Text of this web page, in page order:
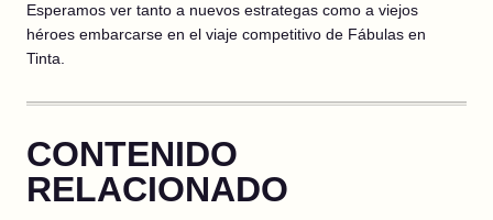
Esperamos ver tanto a nuevos estrategas como a viejos
héroes embarcarse en el viaje competitivo de Fábulas en
Tinta.
CONTENIDO
RELACIONADO